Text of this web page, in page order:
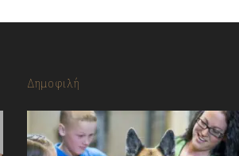
Δημοφιλή